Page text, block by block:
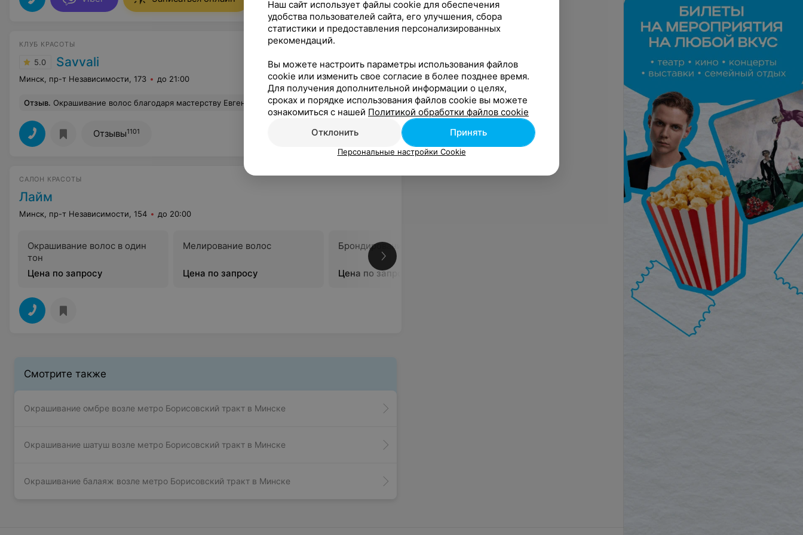
КЛУБ КРАСОТЫ
5.0 Savvali
Минск, пр-т Независимости, 173 до 21:00
Отзыв. Окрашивание волос благодаря мастерству Евгении вышло потрясающе красивым и стильным. Евгения - Фея красоты с утонченным вкусом и профессионал своего дела. Еще
Отзывы1101
САЛОН КРАСОТЫ
Лайм
Минск, пр-т Независимости, 154 до 20:00
Окрашивание волос в один
тон
Цена по запросу
Мелирование волос
Цена по запросу
Брондирование
Цена по запросу
Окрашивание шатуш
Цена по запросу
Смотрите также
Окрашивание омбре возле метро Борисовский тракт в Минске
Окрашивание шатуш возле метро Борисовский тракт в Минске
Окрашивание балаяж возле метро Борисовский тракт в Минске
Наш сайт использует файлы cookie для обеспечения
удобства пользователей сайта, его улучшения, сбора
статистики и предоставления персонализированных
рекомендаций.
Вы можете настроить параметры использования файлов
cookie или изменить свое согласие в более позднее время.
Для получения дополнительной информации о целях,
сроках и порядке использования файлов cookie вы можете
ознакомиться с нашей Политикой обработки файлов cookie
Отклонить
Принять
Персональные настройки Cookie